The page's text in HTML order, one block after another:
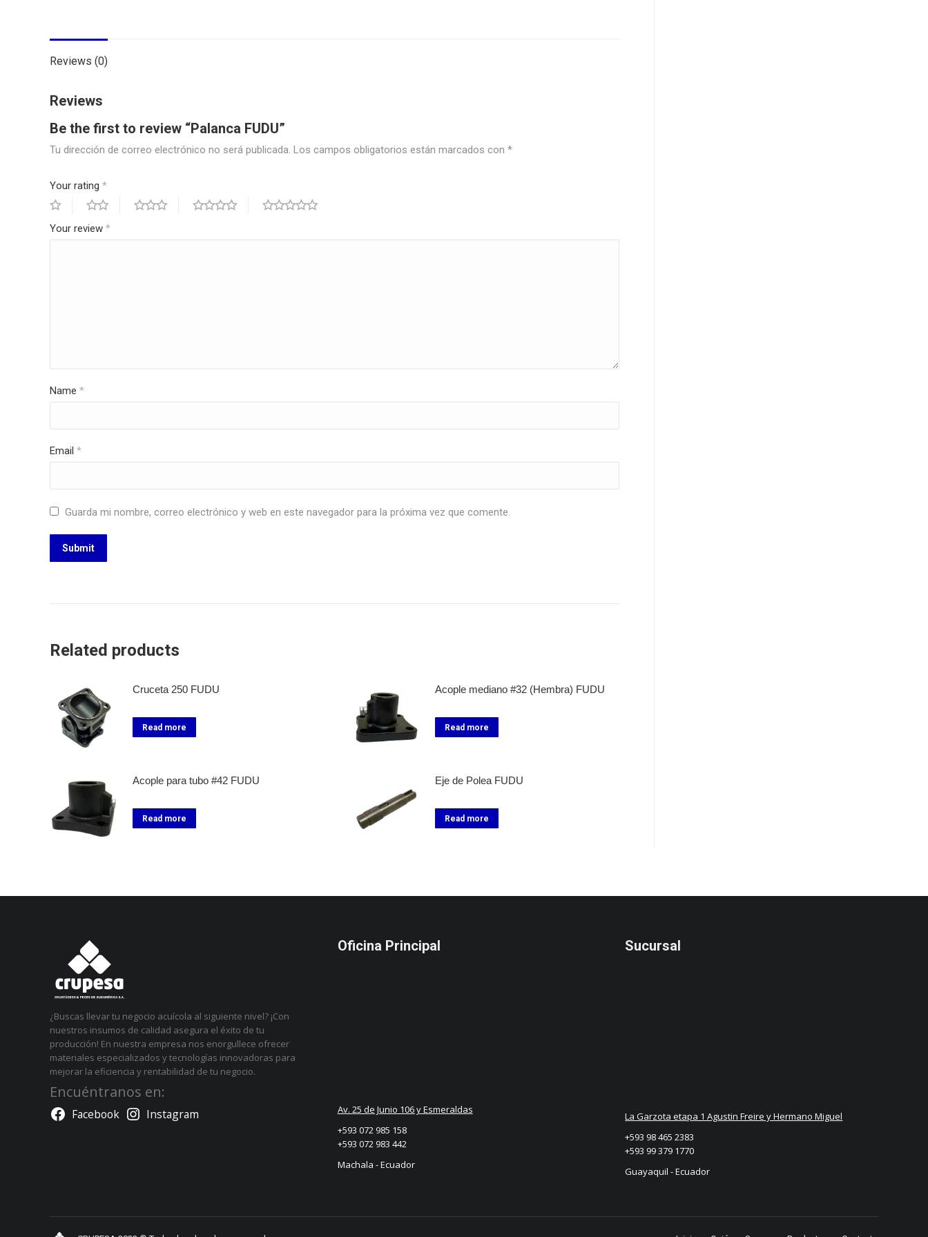
Reviews (0)
Reviews
Be the first to review “Palanca FUDU”
Tu dirección de correo electrónico no será publicada. Los campos obligatorios están marcados con *
Your rating *
Your review *
Name *
Email *
Guarda mi nombre, correo electrónico y web en este navegador para la próxima vez que comente.
Related products
Cruceta 250 FUDU
Read more
Acople mediano #32 (Hembra) FUDU
Read more
Acople para tubo #42 FUDU
Read more
Eje de Polea FUDU
Read more
¿Buscas llevar tu negocio acuícola al siguiente nivel? ¡Con
nuestros insumos de calidad asegura el éxito de tu
producción! En nuestra empresa nos enorgullece ofrecer
materiales especializados y tecnologías innovadoras para
mejorar la eficiencia y rentabilidad de tu negocio.
Encuéntranos en:
Facebook Instagram
Oficina Principal
Av. 25 de Junio 106 y Esmeraldas
+593 072 985 158
+593 072 983 442
Machala - Ecuador
Sucursal
La Garzota etapa 1 Agustin Freire y Hermano Miguel
+593 98 465 2383
+593 99 379 1770
Guayaquil - Ecuador